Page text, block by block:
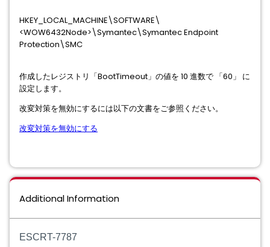
HKEY_LOCAL_MACHINE\SOFTWARE\
<WOW6432Node>\Symantec\Symantec Endpoint
Protection\SMC
作成したレジストリ「BootTimeout」の値を 10 進数で 「60」 に
設定します。
改変対策を無効にするには以下の文書をご参照ください。
改変対策を無効にする
Additional Information
ESCRT-7787